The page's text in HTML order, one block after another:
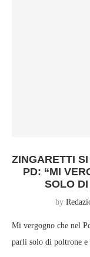
ZINGARETTI
PD: “MI
SOLO
by
Mi vergogno che nel
parli solo di poltrone